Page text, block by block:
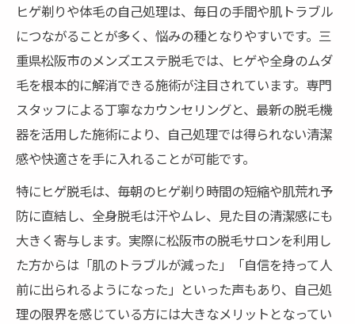
清潔感維持に役立つ脱毛の続け方
煩わしい自己処理を変える脱毛体験のすすめ
脱毛で毎朝の自己処理から解放される
メンズ脱毛体験談で見る実際の変化
ヒゲ剃り負担軽減のための脱毛活用法
自己処理と脱毛の違いを実感しよう
脱毛体験がもたらす生活の質向上
脱毛選びで失敗しないためのポイント解説
脱毛選びで重視すべきポイントまとめ
メンズ脱毛の料金やプラン比較のコツ
医療脱毛とサロン脱毛の違いを解説
ヒゲ剃りや体毛の自己処理は、毎日の手間や肌トラブル
につながることが多く、悩みの種となりやすいです。三
重県松阪市のメンズエステ脱毛では、ヒゲや全身のムダ
毛を根本的に解消できる施術が注目されています。専門
スタッフによる丁寧なカウンセリングと、最新の脱毛機
器を活用した施術により、自己処理では得られない清潔
感や快適さを手に入れることが可能です。
特にヒゲ脱毛は、毎朝のヒゲ剃り時間の短縮や肌荒れ予
防に直結し、全身脱毛は汗やムレ、見た目の清潔感にも
大きく寄与します。実際に松阪市の脱毛サロンを利用し
た方からは「肌のトラブルが減った」「自信を持って人
前に出られるようになった」といった声もあり、自己処
理の限界を感じている方には大きなメリットとなってい